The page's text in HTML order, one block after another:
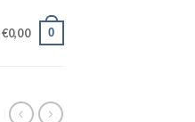
€0,00 0